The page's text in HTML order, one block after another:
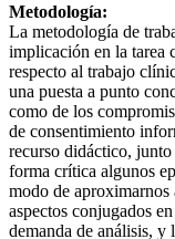
Metodología:
La metodología de
implicación en la tarea
respecto al trabajo
una puesta a punto
como de los
de consentimiento
recurso didáctico,
forma crítica algunos
modo de
aspectos conjugados
demanda de análisis,